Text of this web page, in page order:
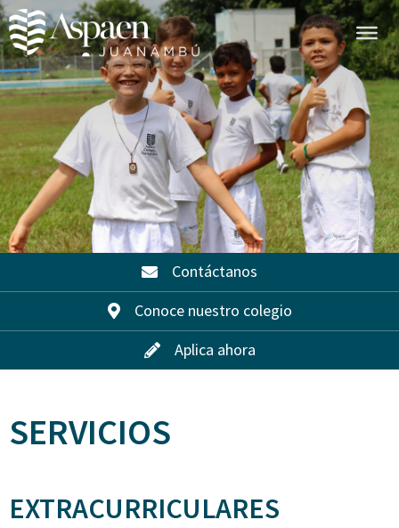
Contáctanos
Conoce nuestro colegio
Aplica ahora
SERVICIOS
EXTRACURRICULARES